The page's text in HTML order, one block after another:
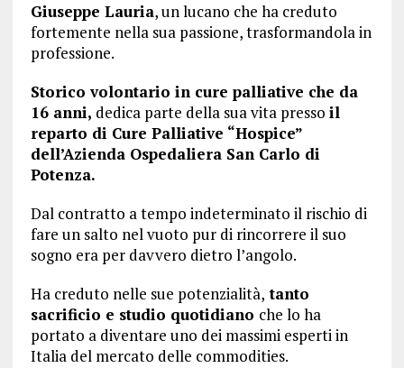
Giuseppe Lauria, un lucano che ha creduto
fortemente nella sua passione, trasformandola in
professione.
Storico volontario in cure palliative che da
16 anni, dedica parte della sua vita presso il
reparto di Cure Palliative “Hospice”
dell’Azienda Ospedaliera San Carlo di
Potenza.
Dal contratto a tempo indeterminato il rischio di
fare un salto nel vuoto pur di rincorrere il suo
sogno era per davvero dietro l’angolo.
Ha creduto nelle sue potenzialità, tanto
sacrificio e studio quotidiano che lo ha
portato a diventare uno dei massimi esperti in
Italia del mercato delle commodities.